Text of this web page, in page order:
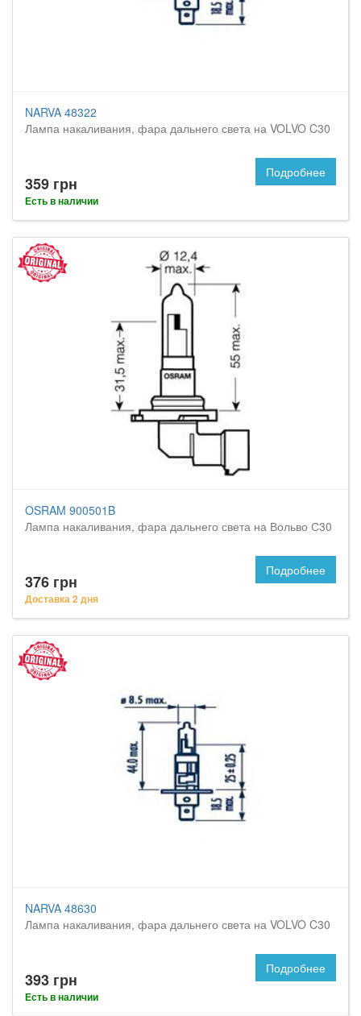
NARVA 48322
Лампа накаливания, фара дальнего света на VOLVO C30
359 грн
Есть в наличии
Подробнее
OSRAM 900501B
Лампа накаливания, фара дальнего света на Вольво С30
376 грн
Доставка 2 дня
Подробнее
NARVA 48630
Лампа накаливания, фара дальнего света на VOLVO C30
393 грн
Есть в наличии
Подробнее